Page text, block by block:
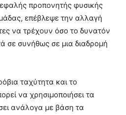
προπονητής φυσικής
επέβλεψε την αλλαγή
να τρέχουν όσο το δυνατόν
σε συνήθως σε μια διαδρομή
ταχύτητα και το
να χρησιμοποιήσει τα
ανάλογα με βάση τα